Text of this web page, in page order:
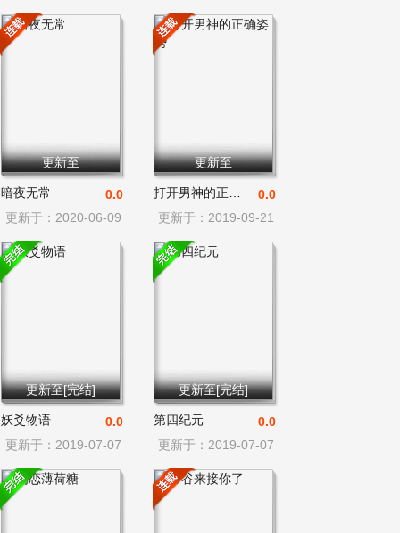
更新至
暗夜无常
更新于：2020-06-09
0.0
更新至
更新于：2019-09-21
0.0
更新至[完结]
妖爻物语
更新于：2019-07-07
0.0
更新至[完结]
第四纪元
更新于：2019-07-07
0.0